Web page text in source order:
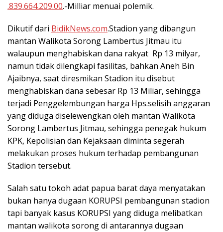
.839.664.209.00.-Milliar menuai polemik.
Dikutif dari BidikNews.com.Stadion yang dibangun
mantan Walikota Sorong Lambertus Jitmau itu
walaupun menghabiskan dana rakyat Rp 13 milyar,
namun tidak dilengkapi fasilitas, bahkan Aneh Bin
Ajaibnya, saat diresmikan Stadion itu disebut
menghabiskan dana sebesar Rp 13 Miliar, sehingga
terjadi Penggelembungan harga Hps.selisih anggaran
yang diduga diselewengkan oleh mantan Walikota
Sorong Lambertus Jitmau, sehingga penegak hukum
KPK, Kepolisian dan Kejaksaan diminta segerah
melakukan proses hukum terhadap pembangunan
Stadion tersebut.
Salah satu tokoh adat papua barat daya menyatakan
bukan hanya dugaan KORUPSI pembangunan stadion
tapi banyak kasus KORUPSI yang diduga melibatkan
mantan walikota sorong di antarannya dugaan